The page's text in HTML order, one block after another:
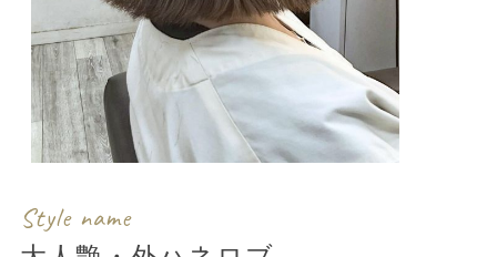
Style name